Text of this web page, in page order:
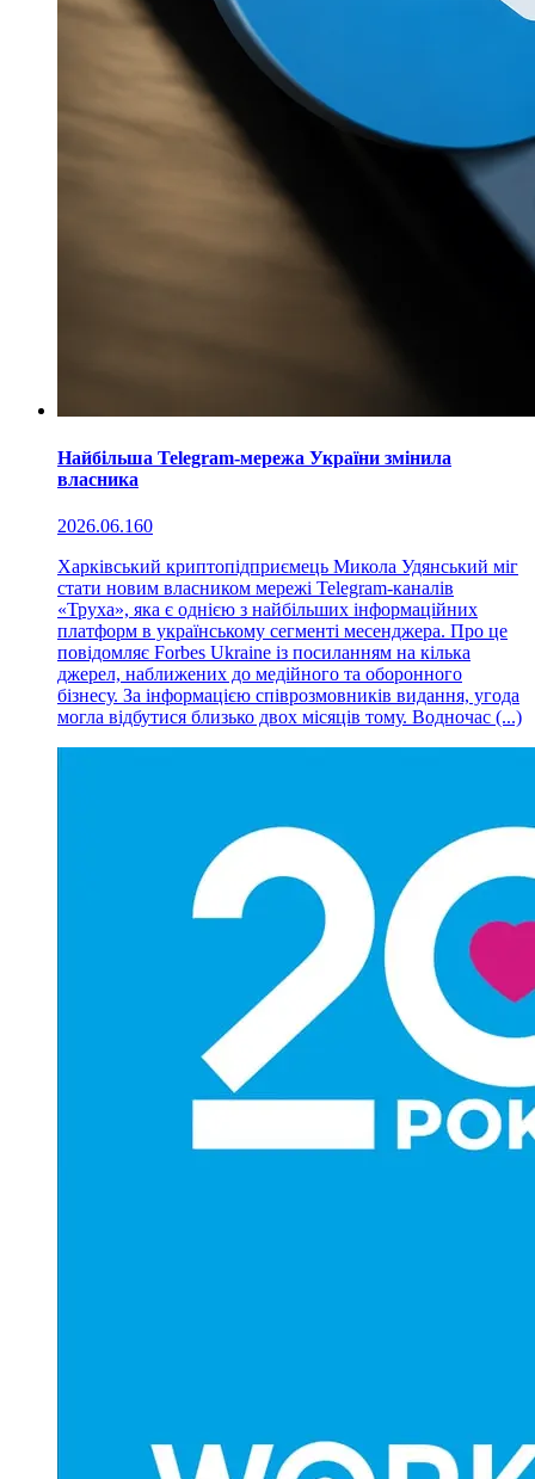
Найбільша Telegram-мережа України змінила
власника
2026.06.160
Харківський криптопідприємець Микола Удянський міг
стати новим власником мережі Telegram-каналів
«Труха», яка є однією з найбільших інформаційних
платформ в українському сегменті месенджера. Про це
повідомляє Forbes Ukraine із посиланням на кілька
джерел, наближених до медійного та оборонного
бізнесу. За інформацією співрозмовників видання, угода
могла відбутися близько двох місяців тому. Водночас (...)